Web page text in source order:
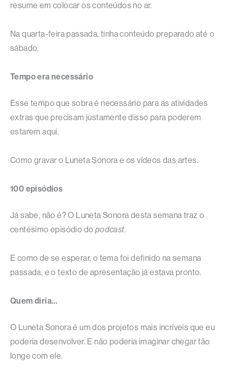
resume em colocar os conteúdos no ar.
Na quarta-feira passada, tinha conteúdo preparado até o
sábado.
Tempo era necessário
Esse tempo que sobra é necessário para as atividades
extras que precisam justamente disso para poderem
estarem aqui.
Como gravar o Luneta Sonora e os vídeos das artes.
100 episódios
Já sabe, não é? O Luneta Sonora desta semana traz o
centésimo episódio do podcast.
E como de se esperar, o tema foi definido na semana
passada, e o texto de apresentação já estava pronto.
Quem diria…
O Luneta Sonora é um dos projetos mais incríveis que eu
poderia desenvolver. E não poderia imaginar chegar tão
longe com ele.